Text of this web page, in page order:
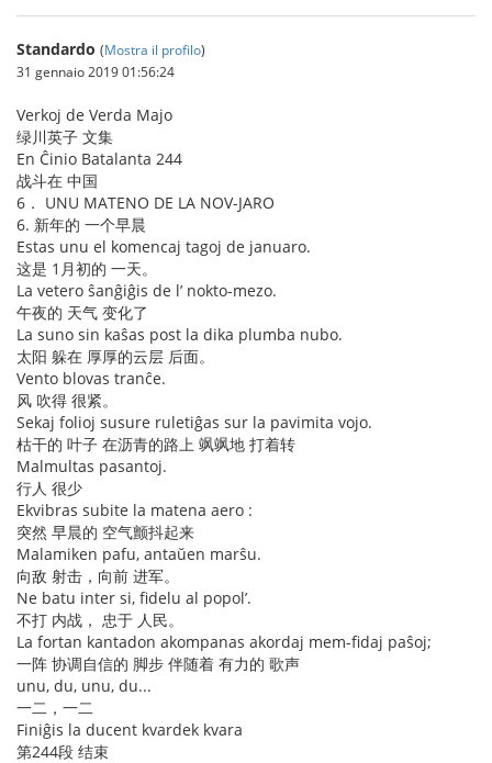
Standardo (Mostra il profilo)
31 gennaio 2019 01:56:24
Verkoj de Verda Majo
绿川英子 文集
En Ĉinio Batalanta 244
战斗在 中国
6． UNU MATENO DE LA NOV-JARO
6. 新年的 一个早晨
Estas unu el komencaj tagoj de januaro.
这是 1月初的 一天。
La vetero ŝanĝiĝis de l’ nokto-mezo.
午夜的 天气 变化了
La suno sin kaŝas post la dika plumba nubo.
太阳 躲在 厚厚的云层 后面。
Vento blovas tranĉe.
风 吹得 很紧。
Sekaj folioj susure ruletiĝas sur la pavimita vojo.
枯干的 叶子 在沥青的路上 飒飒地 打着转
Malmultas pasantoj.
行人 很少
Ekvibras subite la matena aero :
突然 早晨的 空气颤抖起来
Malamiken pafu, antaŭen marŝu.
向敌 射击，向前 进军。
Ne batu inter si, fidelu al popol’.
不打 内战， 忠于 人民。
La fortan kantadon akompanas akordaj mem-fidaj paŝoj;
一阵 协调自信的 脚步 伴随着 有力的 歌声
unu, du, unu, du...
一二，一二
Finiĝis la ducent kvardek kvara
第244段 结束